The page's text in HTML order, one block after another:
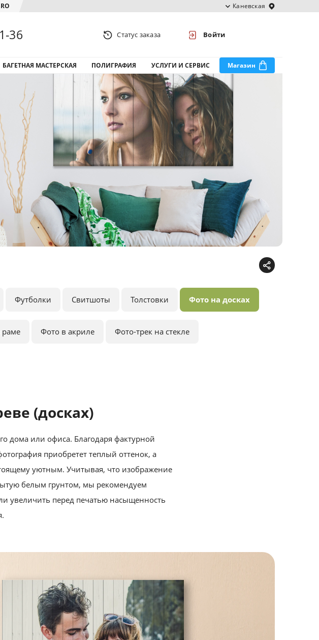
Каневская
36 Статус заказа Войти
БАГЕТНАЯ МАСТЕРСКАЯ ПОЛИГРАФИЯ УСЛУГИ И СЕРВИС Магазин
Футболки Свитшоты Толстовки Фото на досках
раме Фото в акриле Фото-трек на стекле
(досках)
дома или офиса. Благодаря фактурной
приобретет теплый оттенок, а
уютным. Учитывая, что изображение
белым грунтом, мы рекомендуем
увеличить перед печатью насыщенность